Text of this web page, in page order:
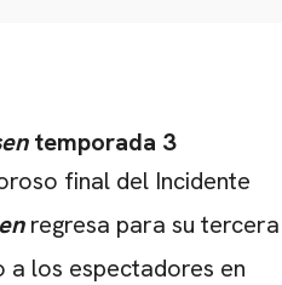
temporada 3
final del Incidente
regresa para su tercera
a los espectadores en